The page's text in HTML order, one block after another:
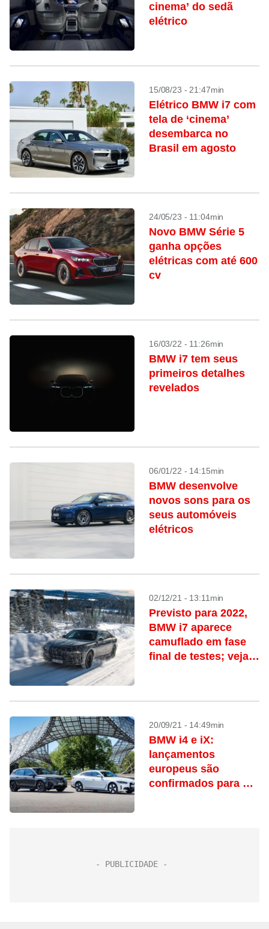
cinema’ do sedã
elétrico
15/08/23 - 21:47min
Elétrico BMW i7 com
tela de ‘cinema’
desembarca no
Brasil em agosto
24/05/23 - 11:04min
Novo BMW Série 5
ganha opções
elétricas com até 600
cv
16/03/22 - 11:26min
BMW i7 tem seus
primeiros detalhes
revelados
06/01/22 - 14:15min
BMW desenvolve
novos sons para os
seus automóveis
elétricos
02/12/21 - 13:11min
Previsto para 2022,
BMW i7 aparece
camuflado em fase
final de testes; veja
20/09/21 - 14:49min
BMW i4 e iX:
lançamentos
europeus são
confirmados para o